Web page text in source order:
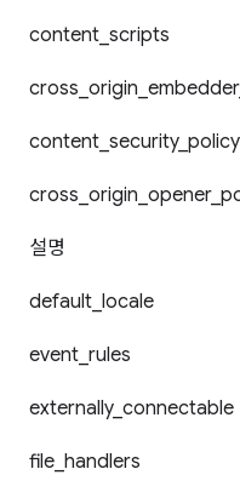
content scripts
cross origin embedder_
content security_ policy
cross origin opener_
설명
default locale
event rules
externally_ connectable
file handlers